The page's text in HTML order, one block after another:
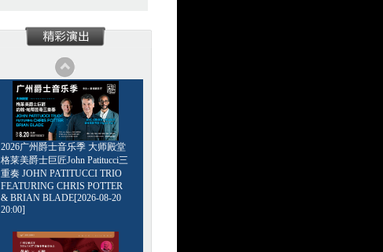
2026广州爵士音乐季 大师殿堂
格莱美爵士巨匠John Patitucci三
重奏 JOHN PATITUCCI TRIO
FEATURING CHRIS POTTER
& BRIAN BLADE[2026-08-20
20:00]